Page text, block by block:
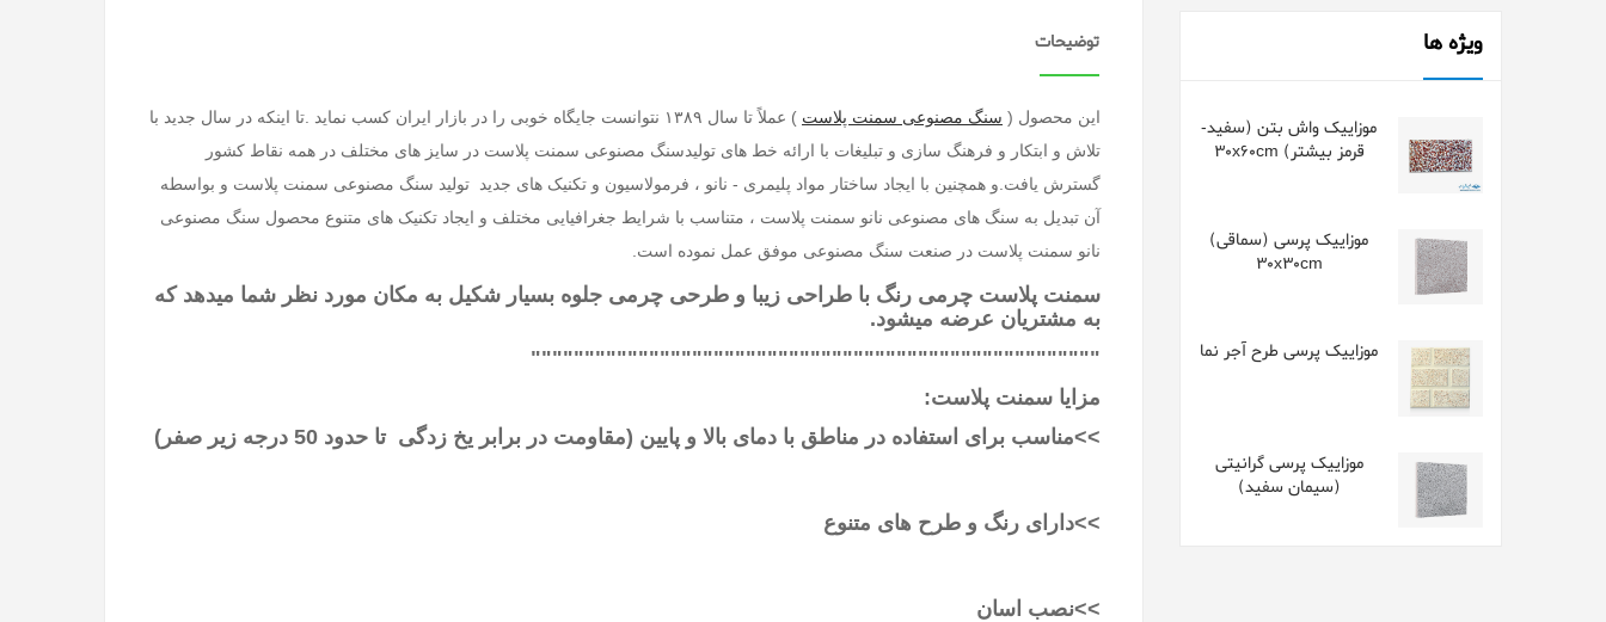
ویژه ها
موزاییک واش بتن (سفید-
قرمز بیشتر) 30x60cm
موزاییک پرسی (سماقی)
30x30cm
موزاییک پرسی طرح آجر نما
موزاییک پرسی گرانیتی
(سیمان سفید)
توضیحات
این محصول ( سنگ مصنوعی سمنت پلاست
) عملاً تا سال ۱۳۸۹ نتوانست جایگاه خوبی را در بازار ایران کسب نماید .تا اینکه در سال جدید با
تلاش و ابتکار و فرهنگ سازی و تبلیغات با ارائه خط های تولیدسنگ مصنوعی سمنت پلاست در سایز های مختلف در همه نقاط کشور
گسترش یافت.و همچنین با ایجاد ساختار مواد پلیمری - نانو ، فرمولاسیون و تکنیک های جدید تولید سنگ مصنوعی سمنت پلاست و بواسطه
آن تبدیل به سنگ های مصنوعی نانو سمنت پلاست ، متناسب با شرایط جغرافیایی مختلف و ایجاد تکنیک های متنوع محصول سنگ مصنوعی
نانو سمنت پلاست در صنعت سنگ مصنوعی موفق عمل نموده است.
سمنت پلاست چرمی رنگ با طراحی زیبا و طرحی چرمی جلوه بسیار شکیل به مکان مورد نظر شما میدهد که
به مشتریان عرضه میشود.
"""""""""""""""""""""""""""""""""""""""""""""""""""""
مزایا سمنت پلاست:
>>مناسب برای استفاده در مناطق با دمای بالا و پایین (مقاومت در برابر یخ زدگی تا حدود 50 درجه زیر صفر)
>>دارای رنگ و طرح های متنوع
>>نصب اسان